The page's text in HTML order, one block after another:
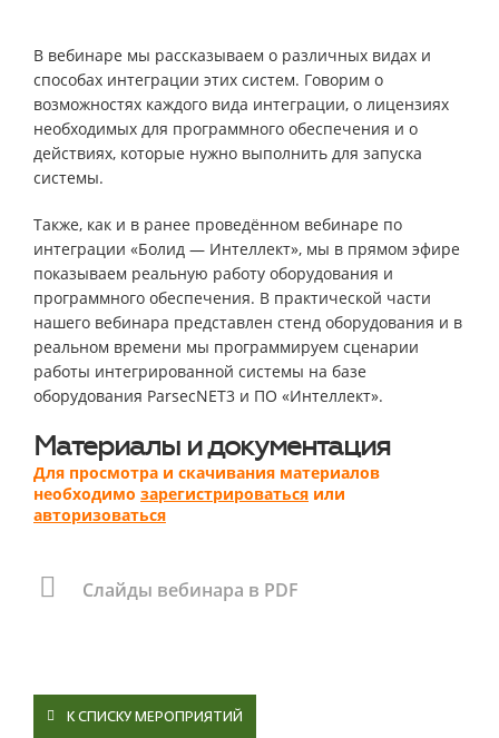
В вебинаре мы рассказываем о различных видах и
способах интеграции этих систем. Говорим о
возможностях каждого вида интеграции, о лицензиях
необходимых для программного обеспечения и о
действиях, которые нужно выполнить для запуска
системы.
Также, как и в ранее проведённом вебинаре по
интеграции «Болид — Интеллект», мы в прямом эфире
показываем реальную работу оборудования и
программного обеспечения. В практической части
нашего вебинара представлен стенд оборудования и в
реальном времени мы программируем сценарии
работы интегрированной системы на базе
оборудования ParsecNET3 и ПО «Интеллект».
Материалы и документация
Для просмотра и скачивания материалов
необходимо зарегистрироваться или
авторизоваться
Cлайды вебинара в PDF
К СПИСКУ МЕРОПРИЯТИЙ